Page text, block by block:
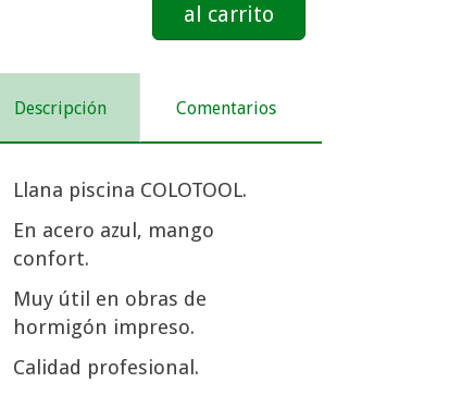
al carrito
Descripción Comentarios
Llana piscina COLOTOOL.
En acero azul, mango
confort.
Muy útil en obras de
hormigón impreso.
Calidad profesional.